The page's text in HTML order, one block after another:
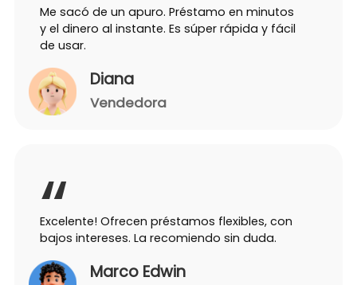
Me sacó de un apuro. Préstamo en minutos
y el dinero al instante. Es súper rápida y fácil
de usar.
Diana
Vendedora
Excelente! Ofrecen préstamos flexibles, con
bajos intereses. La recomiendo sin duda.
Marco Edwin